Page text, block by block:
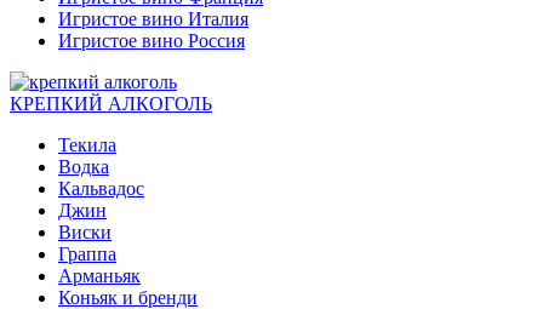
Игристое вино Италия
Игристое вино Россия
КРЕПКИЙ АЛКОГОЛЬ
Текила
Водка
Кальвадос
Джин
Виски
Граппа
Арманьяк
Коньяк и бренди